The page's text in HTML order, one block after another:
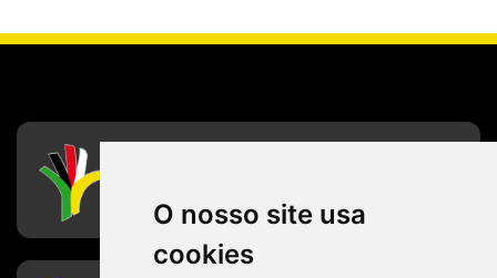
O nosso site usa
cookies